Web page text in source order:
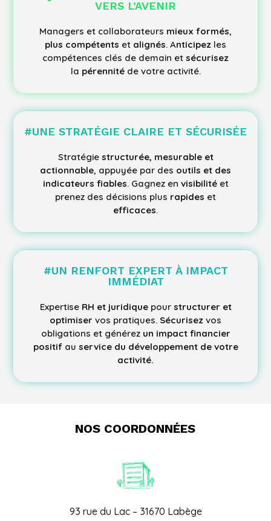
VERS L’AVENIR
Managers et collaborateurs mieux formés,
plus compétents et alignés. Anticipez les
compétences clés de demain et sécurisez
la pérennitéde votre activité.
#UNE STRATÉGIE CLAIRE ET SÉCURISÉE
Stratégie structurée, mesurable et
actionnable, appuyée par des outils et des
indicateurs fiables. Gagnez en visibilitéet
prenez des décisions plus rapides et
efficaces.
#UN RENFORT EXPERT À IMPACT
IMMÉDIAT
Expertise RH et juridiquepour structurer et
optimiser vos pratiques. Sécurisez vos
obligations et générez un impact financier
positifau service du développement de votre
activité.
NOS COORDONNÉES
93 rue du Lac – 31670 Labège